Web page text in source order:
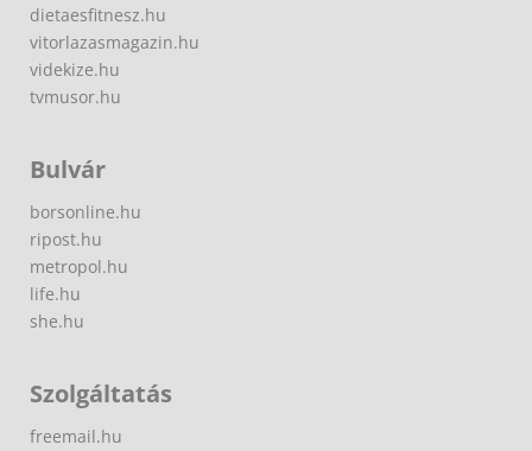
dietaesfitnesz.hu
vitorlazasmagazin.hu
videkize.hu
tvmusor.hu
Bulvár
borsonline.hu
ripost.hu
metropol.hu
life.hu
she.hu
Szolgáltatás
freemail.hu